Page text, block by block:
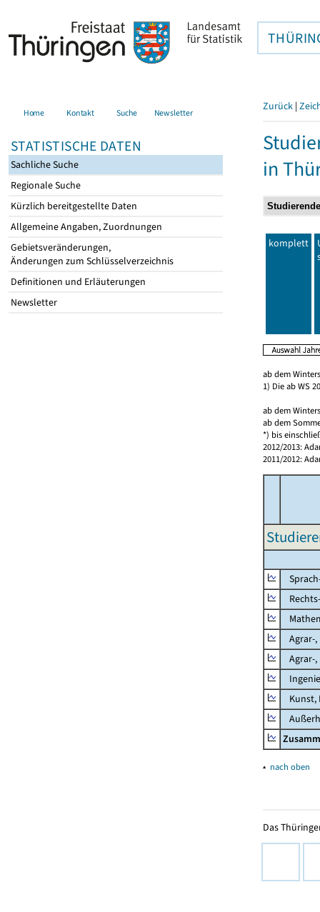
Home Kontakt Suche Newsletter
STATISTISCHE DATEN
Sachliche Suche
Regionale Suche
Kürzlich bereitgestellte Daten
Allgemeine Angaben, Zuordnungen
Gebietsveränderungen,
Änderungen zum Schlüsselverzeichnis
Definitionen und Erläuterungen
Newsletter
Zurück |
in
komplett
ab dem
1) Die ab WS
ab dem
ab dem
*) bis
2012/2013:
2011/2012:
Agrar-
Agrar-
Kunst,
▴ nach oben
Das